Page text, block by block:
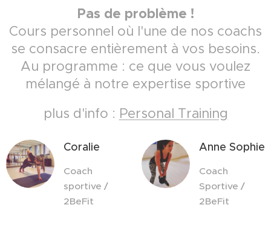
Pas de problème !
Cours personnel où l'une de nos coachs
se consacre entièrement à vos besoins.
Au programme : ce que vous voulez
mélangé à notre expertise sportive
plus d'info : Personal Training
Coralie
Coach
sportive /
2BeFit
Anne Sophie
Coach
Sportive /
2BeFit